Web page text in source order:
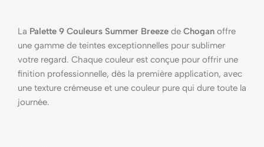
La Palette 9 Couleurs Summer Breeze de Chogan offre
une gamme de teintes exceptionnelles pour sublimer
votre regard. Chaque couleur est conçue pour offrir une
finition professionnelle, dès la première application, avec
une texture crémeuse et une couleur pure qui dure toute la
journée.